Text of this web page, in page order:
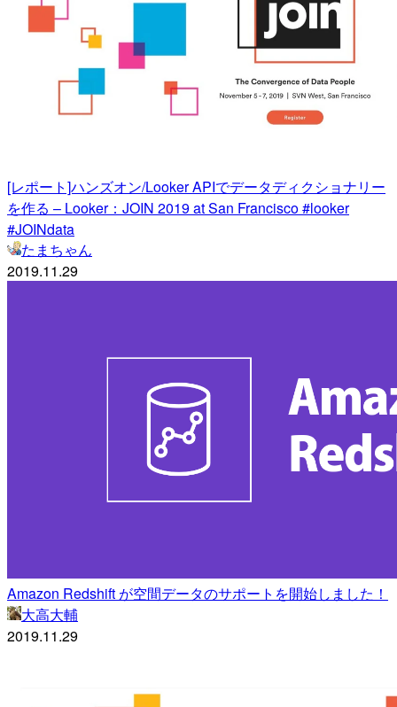
[レポート]ハンズオン/Looker APIでデータディクショナリー
を作る – Looker：JOIN 2019 at San Francisco #looker
#JOINdata
たまちゃん
2019.11.29
Amazon Redshift が空間データのサポートを開始しました！
大高大輔
2019.11.29